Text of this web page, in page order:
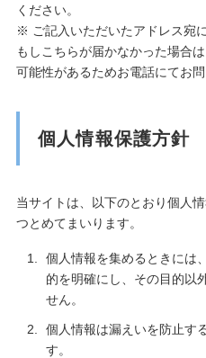
ください。
※ ご記入いただいたアドレス宛
もしこちらが届かなかった場合
可能性があるためお電話にてお問
個人情報保護方針
当サイトは、以下のとおり個人
つとめてまいります。
個人情報を集めるときには
的を明確にし、その目的以
せん。
個人情報は漏えいを防止す
す。